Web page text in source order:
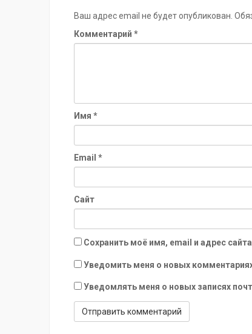
Ваш адрес email не будет опубликован.
Комментарий *
Имя *
Email *
Сайт
Сохранить моё имя, email и адрес
Уведомить меня о новых
Уведомлять меня о новых записях